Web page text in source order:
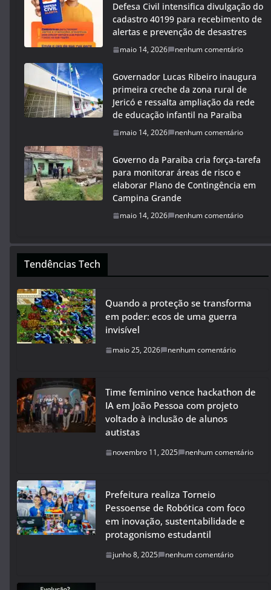
Defesa Civil intensifica divulgação do
cadastro 40199 para recebimento de
alertas e prevenção de desastres
maio 14, 2026 nenhum comentário
Governador Lucas Ribeiro inaugura
primeira creche da zona rural de
Jericó e ressalta ampliação da rede
de educação infantil na Paraíba
maio 14, 2026 nenhum comentário
Governo da Paraíba cria força-tarefa
para monitorar áreas de risco e
elaborar Plano de Contingência em
Campina Grande
maio 14, 2026 nenhum comentário
Tendências Tech
Quando a proteção se transforma
em poder: ecos de uma guerra
invisível
maio 25, 2026 nenhum comentário
Time feminino vence hackathon de
IA em João Pessoa com projeto
voltado à inclusão de alunos
autistas
novembro 11, 2025 nenhum comentário
Prefeitura realiza Torneio
Pessoense de Robótica com foco
em inovação, sustentabilidade e
protagonismo estudantil
junho 8, 2025 nenhum comentário